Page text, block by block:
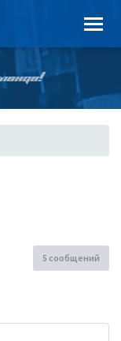
5 сообщений